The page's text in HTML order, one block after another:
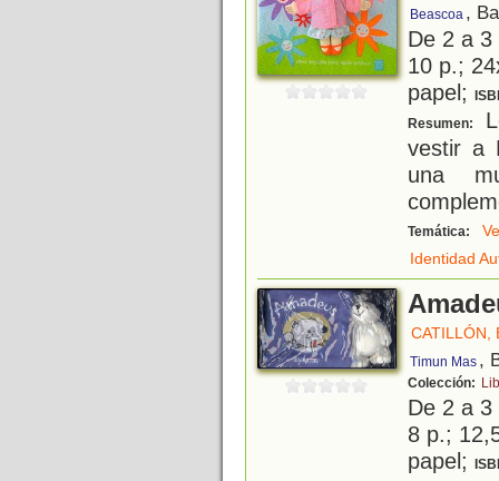
Beascoa ,
De 2 a
10 p.;
papel;
Resumen:
vestir a
una
Temática:
Identidad
CATILLÓN,
Timun Mas ,
Colección:
De 2 a
8 p.;
papel;